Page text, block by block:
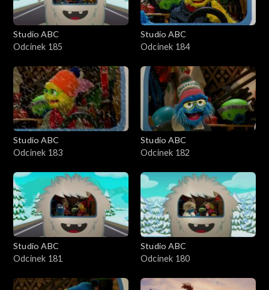
Studio ABC
Odcinek 185
Studio ABC
Odcinek 184
Studio ABC
Odcinek 183
Studio ABC
Odcinek 182
Studio ABC
Odcinek 181
Studio ABC
Odcinek 180